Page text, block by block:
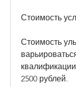
Стоимость
Стоимость
2500 рублей.